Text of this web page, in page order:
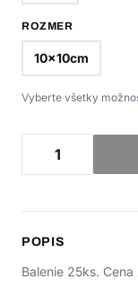
ROZMER
10x10cm
Vyberte všetky
POPIS
Balenie 25ks.